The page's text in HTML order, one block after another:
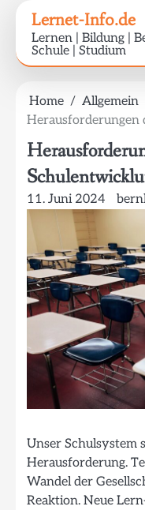
content
Lernet-Info.de
Lernen | Bildung |
Schule | Studium
Home
Allgemein
Herausforderungen
11. Juni 2024
Unser Schulsystem
Herausforderung.
Wandel der
Reaktion. Neue